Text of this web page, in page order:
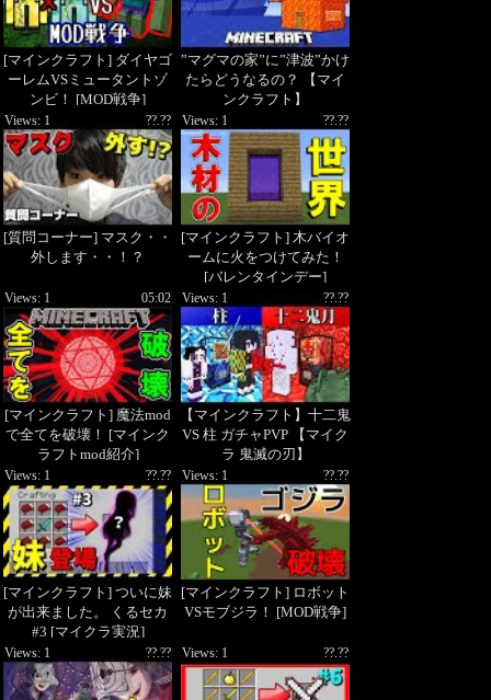
[マインクラフト] ダイヤゴ
ーレムVSミュータントゾ
ンビ！ [MOD戦争]
”マグマの家”に”津波”かけ
たらどうなるの？ 【マイ
ンクラフト】
[質問コーナー] マスク・・
外します・・！？
??.??
Views: 1
[マインクラフト] 木バイオ
ームに火をつけてみた！
[バレンタインデー]
??.??
Views: 1
[マインクラフト] 魔法mod
で全てを破壊！ [マインク
ラフトmod紹介]
05:02
Views: 1
【マインクラフト】十二鬼
VS 柱 ガチャPVP 【マイク
ラ 鬼滅の刃】
??.??
Views: 1
[マインクラフト] ついに妹
が出来ました。 くるセカ
#3 [マイクラ実況]
??.??
Views: 1
[マインクラフト] ロボット
VSモブジラ！ [MOD戦争]
??.??
Views: 1
??.??
Views: 1 ??.??
Views: 1